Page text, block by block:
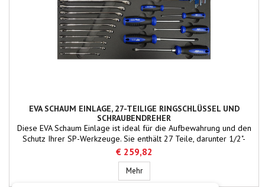
EVA SCHAUM EINLAGE, 27-TEILIGE RINGSCHLÜSSEL UND
SCHRAUBENDREHER
Diese EVA Schaum Einlage ist ideal für die Aufbewahrung und den
Schutz Ihrer SP-Werkzeuge. Sie enthält 27 Teile, darunter 1/2"-
Schraubereinsätze, Schlagschraubermuttern und
Verlängerungsstangen. Die Einlage passt perfekt in die Mini-
Schubladen der Tech Series Reihe und sorgt für Ordnung und
schnellen Zugriff auf Ihre Werkzeuge.
€ 259,82
MehrEVA Schaum Einlage, 27-teilige